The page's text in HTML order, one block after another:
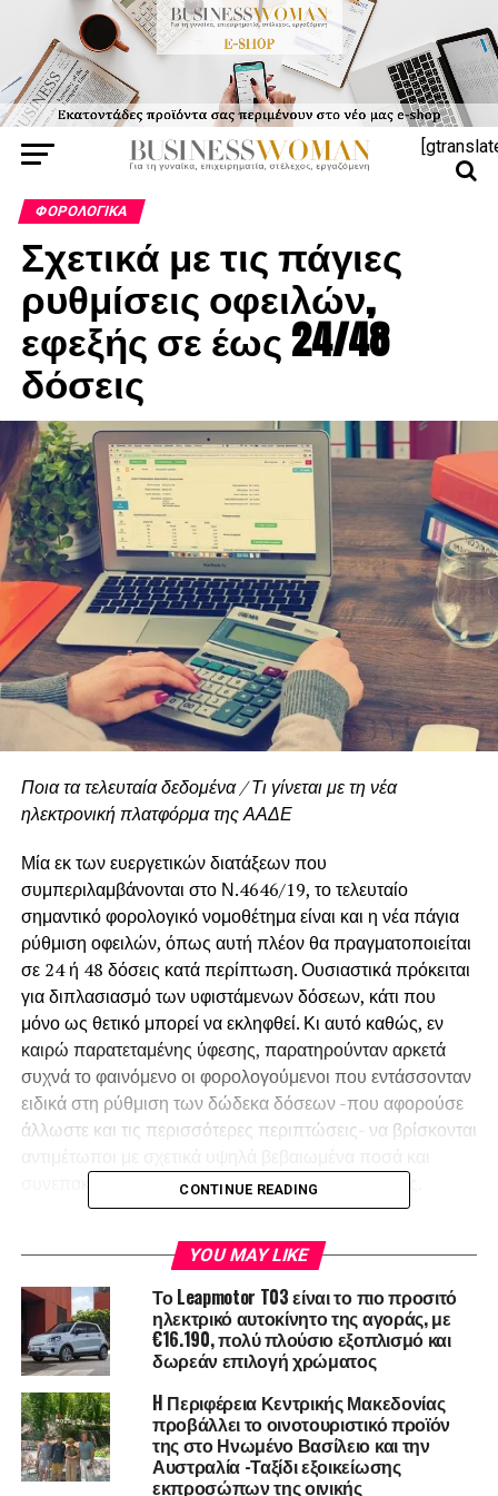
ΦΟΡΟΛΟΓΙΚΆ
Σχετικά με τις πάγιες
ρυθμίσεις οφειλών,
εφεξής σε έως 24/48
δόσεις
Ποια τα τελευταία δεδομένα / Τι γίνεται με τη νέα
ηλεκτρονική πλατφόρμα της ΑΑΔΕ
Μία εκ των ευεργετικών διατάξεων που
συμπεριλαμβάνονται στο Ν.4646/19, το τελευταίο
σημαντικό φορολογικό νομοθέτημα είναι και η νέα πάγια
ρύθμιση οφειλών, όπως αυτή πλέον θα πραγματοποιείται
σε 24 ή 48 δόσεις κατά περίπτωση. Ουσιαστικά πρόκειται
για διπλασιασμό των υφιστάμενων δόσεων, κάτι που
μόνο ως θετικό μπορεί να εκληφθεί. Κι αυτό καθώς, εν
καιρώ παρατεταμένης ύφεσης, παρατηρούνταν αρκετά
συχνά το φαινόμενο οι φορολογούμενοι που εντάσσονταν
ειδικά στη ρύθμιση των δώδεκα δόσεων -που αφορούσε
άλλωστε και τις περισσότερες περιπτώσεις- να βρίσκονται
συνεπακόλουθο πρόβλημα ταμειακής ρευστότητας.
δεδομένων που ισχύουν έως αυτή τη στιγμή:
Το νέο καθεστώς ρυθμίσεων έχει ήδη ψηφιστεί,
αλλά οι φορολογούμενοι δε δύνανται ακόμα να
κάνουν χρήση των ευεργετικών διατάξεων, με
δεδομένο ότι δεν έχει τεθεί σε λειτουργία η
ηλεκτρονική πλατφόρμα.
Θα πρόκειται για μια εντελώς καινούργια
εφαρμογή η οποία και θα ενσωματωθεί στις
CONTINUE READING
YOU MAY LIKE
Το Leapmotor T03 είναι το πιο προσιτό
ηλεκτρικό αυτοκίνητο της αγοράς, με
€16.190, πολύ πλούσιο εξοπλισμό και
δωρεάν επιλογή χρώματος
H Περιφέρεια Κεντρικής Μακεδονίας
προβάλλει το οινοτουριστικό προϊόν
της στο Ηνωμένο Βασίλειο και την
Αυστραλία -Ταξίδι εξοικείωσης
εκπροσώπων της οινικής